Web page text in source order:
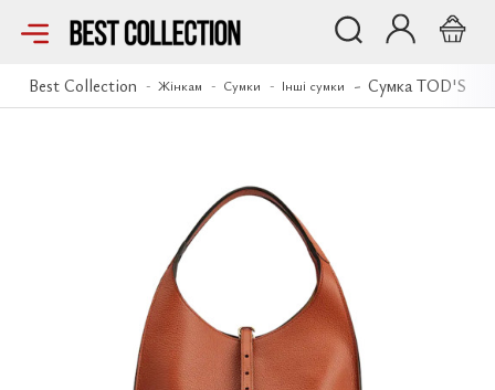
Best Collection Жінкам Сумки Інші сумки Сумка TOD'S
Сумка TOD'S